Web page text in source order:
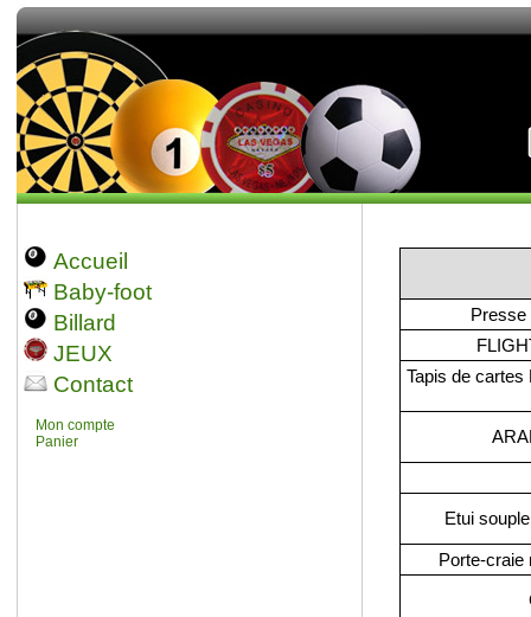
Accueil
Baby-foot
Billard
JEUX
Contact
Mon compte
Panier
Presse
Tapis de
Etui
Porte-craie